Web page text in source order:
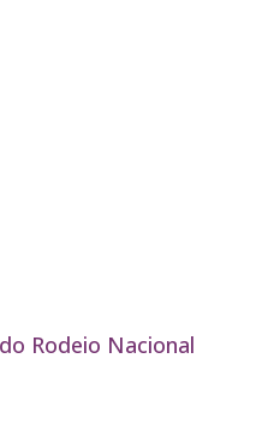
Rodeio Nacional